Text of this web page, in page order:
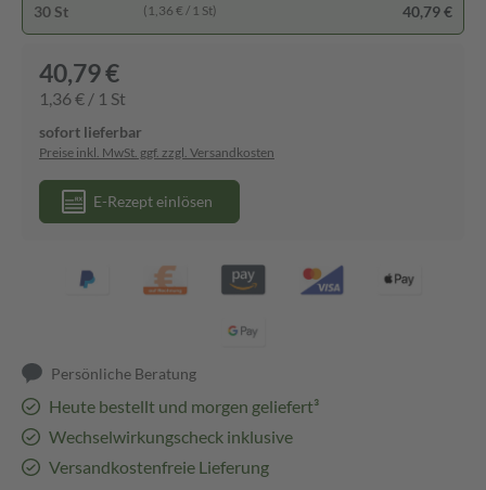
30 St (1,36 € / 1 St) 40,79 €
40,79 €
1,36 € / 1 St
sofort lieferbar
Preise inkl. MwSt. ggf. zzgl. Versandkosten
E-Rezept einlösen
Persönliche Beratung
Heute bestellt und morgen geliefert³
Wechselwirkungscheck inklusive
Versandkostenfreie Lieferung